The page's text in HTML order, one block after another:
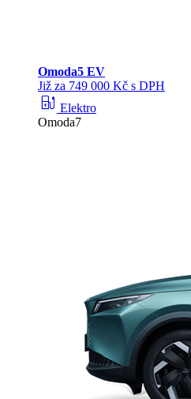
Omoda5 EV
Již za 749 000 Kč s DPH
ev_station Elektro
Omoda7